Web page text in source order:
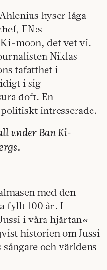
hyser låga
FN:s
Ki-moon, det vet vi.
Niklas
tafatthet i
i sig
doft. En
intresserade.
under Ban Ki-
med den
fyllt 100 år. I
i våra hjärtan«
historien om Jussi
och världens